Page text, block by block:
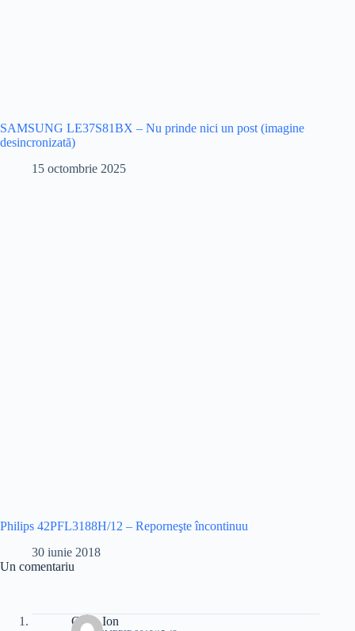
SAMSUNG LE37S81BX – Nu prinde nici un post (imagine
desincronizată)
15 octombrie 2025
Philips 42PFL3188H/12 – Reporneşte încontinuu
30 iunie 2018
Un comentariu
Cretu Ion